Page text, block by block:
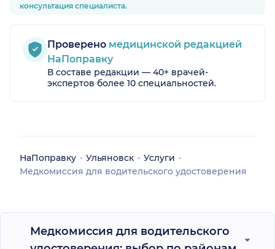
консультация специалиста.
Проверено медицинской редакцией
НаПоправку
В составе редакции — 40+ врачей-
экспертов более 10 специальностей.
НаПоправку Ульяновск
Услуги
Медкомиссия для водительского удостоверения
Медкомиссия для водительского